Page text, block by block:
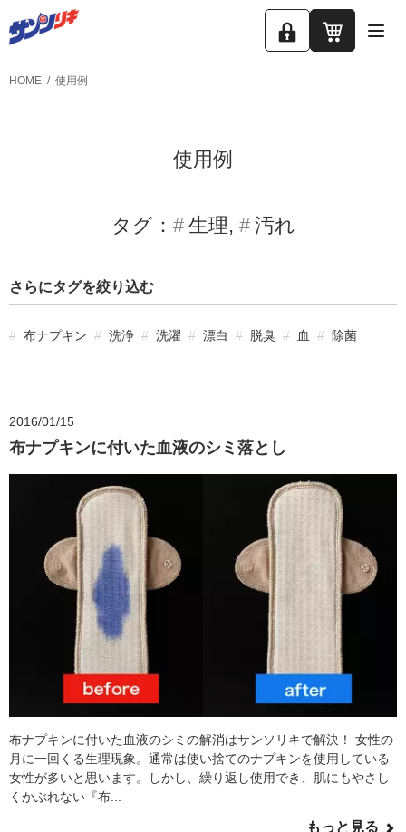
ロ
カ
HOME 使用例
使用例
タグ： 生理 汚れ
さらにタグを絞り込む
布ナプキン 洗浄 洗濯 漂白 脱臭 血 除菌
2016/01/15
布ナプキンに付いた血液のシミ落とし
布ナプキンに付いた血液のシミの解消はサンソリキで解決！ 女性の
月に一回くる生理現象。通常は使い捨てのナプキンを使用している
女性が多いと思います。しかし、繰り返し使用でき、肌にもやさし
くかぶれない『布...
もっと見る